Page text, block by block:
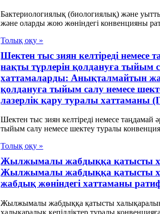
Бактериологиялық (биологиялық) және
және оларды жою жөніндегі конвенцияны
Толық оқу »
Шектен тыс зиян келтіреді немесе
нақты түрлерін қолдануға тыйым
хаттамаларды: Анықталмайтын
қолдануға тыйым салу немесе
лазерлік қару туралы хаттаманы
Шектен тыс зиян келтіреді немесе таңдамай
тыйым салу немесе шектеу туралы
Толық оқу »
Жылжымалы жабдыққа қатысты
Жылжымалы жабдыққа қатысты
жабдық жөніндегі хаттаманы
Жылжымалы жабдыққа қатысты